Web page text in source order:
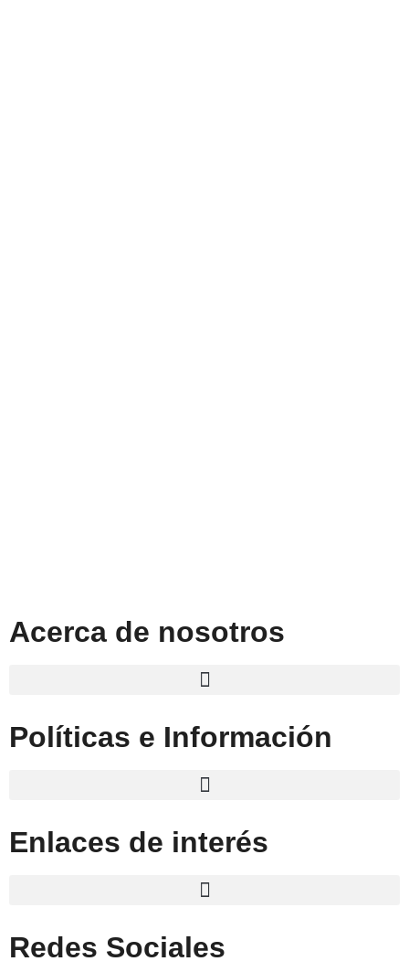
Acerca de nosotros
Políticas e Información
Enlaces de interés
Redes Sociales